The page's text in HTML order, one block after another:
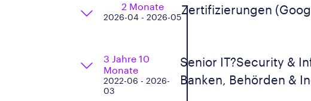
2 Monate
2026-04 - 2026-05
Zertifizierungen
3 Jahre 10
Monate
2022-06 - 2026-
03
Senior IT?Security &
Banken, Behörden &